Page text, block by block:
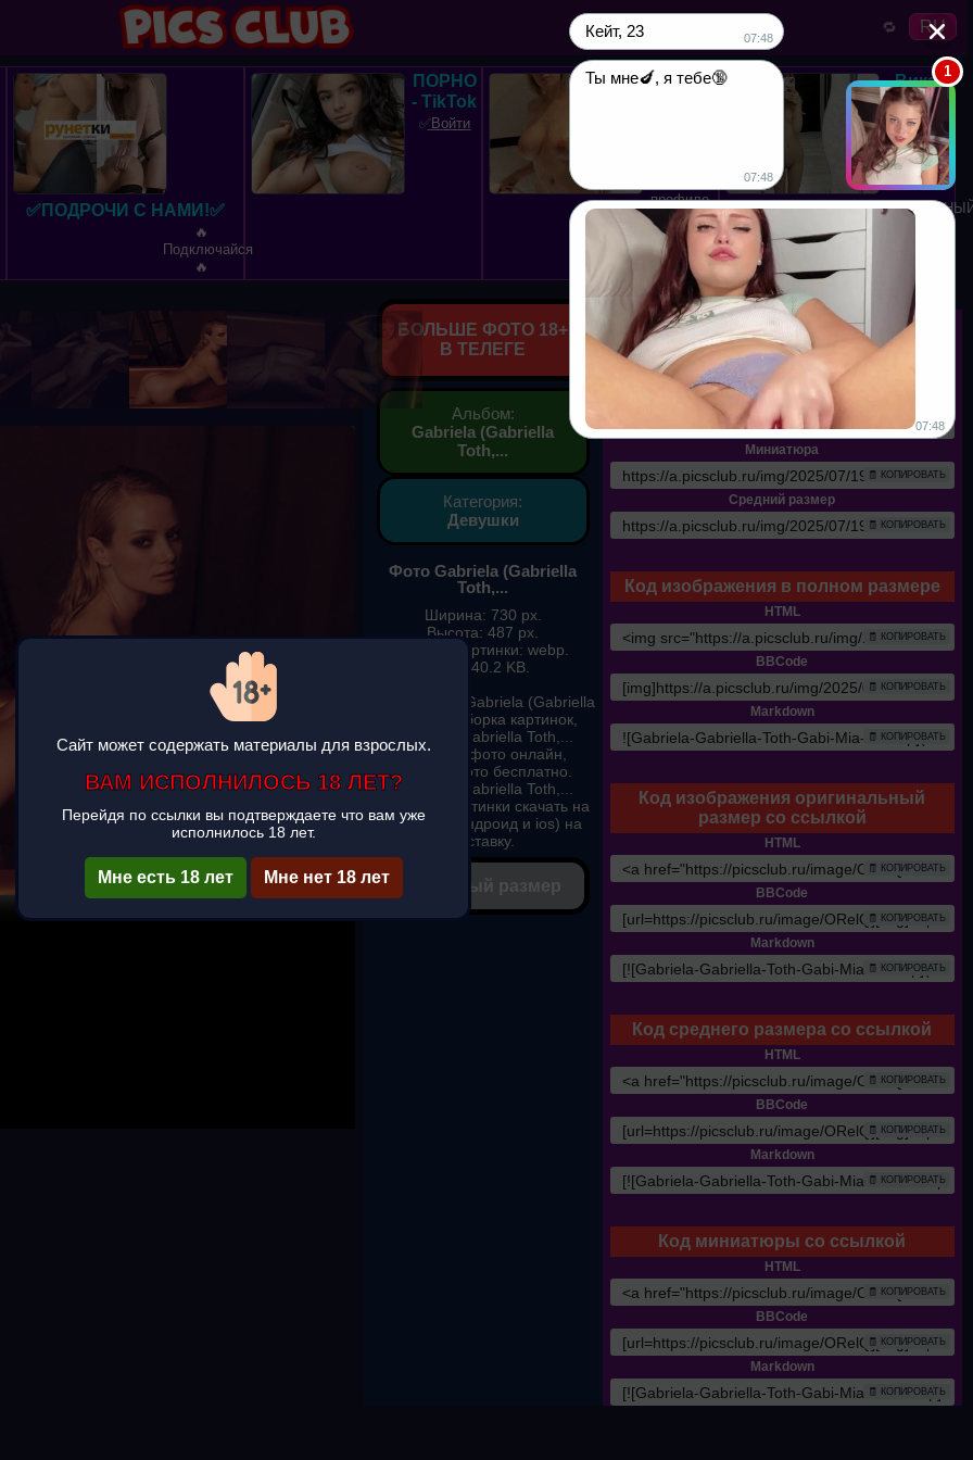
🔁 RU
✅ПОДРОЧИ С НАМИ!✅
🔥
Подключайся
🔥
ПОРНО
- TikTok
✅͟В͟о͟й͟т͟и
Юля,
профиле.
Хочу куни,
пишите!
Вика,
18
Нужен
▶
БОЛЬШЕ ФОТО 18+
В ТЕЛЕГЕ
Альбом:
Gabriela (Gabriella
Toth,...
Категория:
Девушки
Фото Gabriela (Gabriella
Toth,...
Ширина: 730 px.
Высота: 487 px.
Формат картинки: webp.
Вес: 40.2 KB.
Фотографии Gabriela (Gabriella
Toth,... подборка картинок,
Gabriela (Gabriella Toth,...
смотреть фото онлайн,
скачать фото бесплатно.
Gabriela (Gabriella Toth,...
красивые картинки скачать на
телефон (андроид и ios) на
заставку.
✔ Полный размер
Прямые ссылки
Оригинал
Прямая ссылка
🧾 КОПИРОВАТЬ
Миниатюра
🧾 КОПИРОВАТЬ
Средний размер
🧾 КОПИРОВАТЬ
Код изображения в полном размере
HTML
🧾 КОПИРОВАТЬ
BBCode
🧾 КОПИРОВАТЬ
Markdown
🧾 КОПИРОВАТЬ
Код изображения оригинальный
размер со ссылкой
HTML
🧾 КОПИРОВАТЬ
BBCode
🧾 КОПИРОВАТЬ
Markdown
🧾 КОПИРОВАТЬ
Код среднего размера со ссылкой
HTML
🧾 КОПИРОВАТЬ
BBCode
🧾 КОПИРОВАТЬ
Markdown
🧾 КОПИРОВАТЬ
Код миниатюры со ссылкой
HTML
🧾 КОПИРОВАТЬ
BBCode
🧾 КОПИРОВАТЬ
Markdown
🧾 КОПИРОВАТЬ
Сайт может содержать материалы для взрослых.
ВАМ ИСПОЛНИЛОСЬ 18 ЛЕТ?
Перейдя по ссылки вы подтверждаете что вам уже
исполнилось 18 лет.
Мне есть 18 лет Мне нет 18 лет
Кейт, 23 07:48
Ты мне🍆, я тебе🔞
07:48